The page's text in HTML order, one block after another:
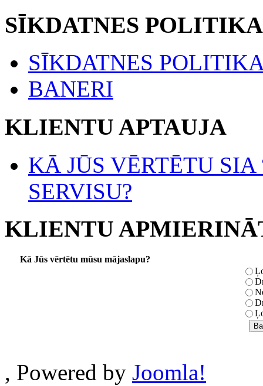
SĪKDATNES
SĪKDATNES
BANERI
KLIENTU APTAUJA
KĀ JŪS VĒRTĒTU
SERVISU?
KLIENTU
Kā Jūs vērtētu mūsu mājaslapu?
, Powered by Joomla!